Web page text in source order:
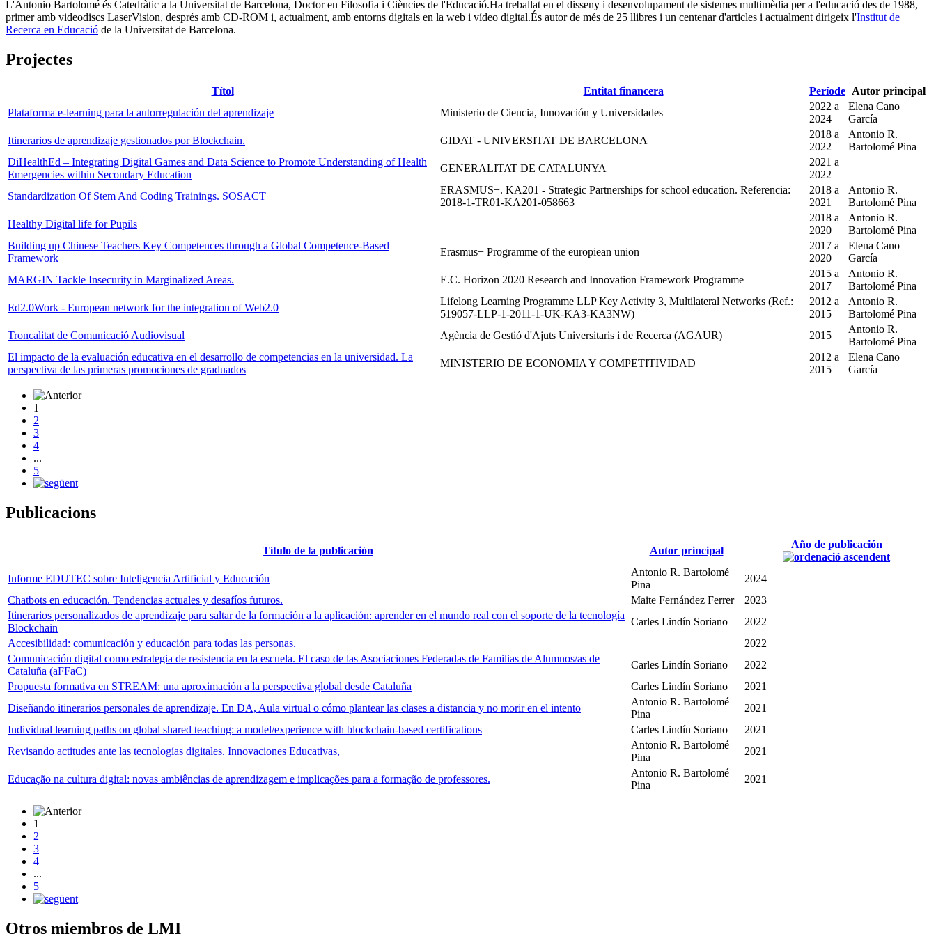
L'Antonio Bartolomé és Catedràtic a la Universitat de Barcelona, Doctor en Filosofia i Ciències de l'Educació.Ha treballat en el disseny i desenvolupament de sistemes multimèdia per a l'educació des de 1988,
primer amb videodiscs LaserVision, després amb CD-ROM i, actualment, amb entorns digitals en la web i vídeo digital.És autor de més de 25 llibres i un centenar d'articles i actualment dirigeix l'Institut de
Recerca en Educació de la Universitat de Barcelona.
Projectes
Títol Entitat financera Període Autor principal
Plataforma e-learning para la autorregulación del aprendizaje
Ministerio de Ciencia, Innovación y Universidades
2022 a
2024
Elena Cano
García
Itinerarios de aprendizaje gestionados por Blockchain.
GIDAT - UNIVERSITAT DE BARCELONA
2018 a
2022
Antonio R.
Bartolomé Pina
DiHealthEd – Integrating Digital Games and Data Science to Promote Understanding of Health
Emergencies within Secondary Education
GENERALITAT DE CATALUNYA
2021 a
2022
Standardization Of Stem And Coding Trainings. SOSACT
ERASMUS+. KA201 - Strategic Partnerships for school education. Referencia:
2018-1-TR01-KA201-058663
2018 a
2021
Antonio R.
Bartolomé Pina
Healthy Digital life for Pupils
2018 a
2020
Antonio R.
Bartolomé Pina
Building up Chinese Teachers Key Competences through a Global Competence-Based
Framework
Erasmus+ Programme of the europiean union
2017 a
2020
Elena Cano
García
MARGIN Tackle Insecurity in Marginalized Areas.
E.C. Horizon 2020 Research and Innovation Framework Programme
2015 a
2017
Antonio R.
Bartolomé Pina
Ed2.0Work - European network for the integration of Web2.0
Lifelong Learning Programme LLP Key Activity 3, Multilateral Networks (Ref.:
519057-LLP-1-2011-1-UK-KA3-KA3NW)
2012 a
2015
Antonio R.
Bartolomé Pina
Troncalitat de Comunicació Audiovisual
Agència de Gestió d'Ajuts Universitaris i de Recerca (AGAUR) 2015
Antonio R.
Bartolomé Pina
El impacto de la evaluación educativa en el desarrollo de competencias en la universidad. La
perspectiva de las primeras promociones de graduados
MINISTERIO DE ECONOMIA Y COMPETITIVIDAD
2012 a
2015
Elena Cano
García
1
2
3
4
...
5
Publicacions
Título de la publicación Autor principal
Año de publicación
Informe EDUTEC sobre Inteligencia Artificial y Educación
Antonio R. Bartolomé
Pina
2024
Chatbots en educación. Tendencias actuales y desafíos futuros.
Maite Fernández Ferrer
2023
Itinerarios personalizados de aprendizaje para saltar de la formación a la aplicación: aprender en el mundo real con el soporte de la tecnología
Blockchain
Carles Lindín Soriano
2022
Accesibilidad: comunicación y educación para todas las personas.
2022
Comunicación digital como estrategia de resistencia en la escuela. El caso de las Asociaciones Federadas de Familias de Alumnos/as de
Cataluña (aFFaC)
Carles Lindín Soriano
2022
Propuesta formativa en STREAM: una aproximación a la perspectiva global desde Cataluña
Carles Lindín Soriano
2021
Diseñando itinerarios personales de aprendizaje. En DA, Aula virtual o cómo plantear las clases a distancia y no morir en el intento
Antonio R. Bartolomé
Pina
2021
Individual learning paths on global shared teaching: a model/experience with blockchain-based certifications
Carles Lindín Soriano
2021
Revisando actitudes ante las tecnologías digitales. Innovaciones Educativas,
Antonio R. Bartolomé
Pina
2021
Educação na cultura digital: novas ambiências de aprendizagem e implicações para a formação de professores.
Antonio R. Bartolomé
Pina
2021
1
2
3
4
...
5
Otros miembros de LMI